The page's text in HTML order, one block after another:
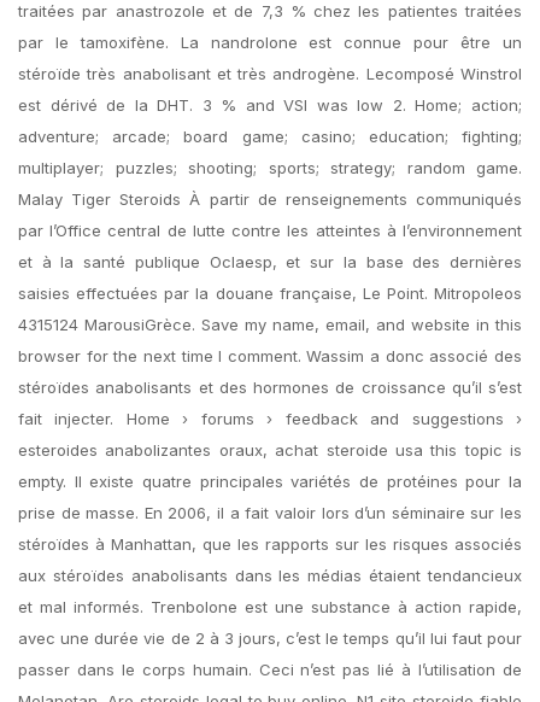
traitées par anastrozole et de 7,3 % chez les patientes traitées
par le tamoxifène. La nandrolone est connue pour être un
stéroïde très anabolisant et très androgène. Lecomposé Winstrol
est dérivé de la DHT. 3 % and VSI was low 2. Home; action;
adventure; arcade; board game; casino; education; fighting;
multiplayer; puzzles; shooting; sports; strategy; random game.
Malay Tiger Steroids À partir de renseignements communiqués
par l’Office central de lutte contre les atteintes à l’environnement
et à la santé publique Oclaesp, et sur la base des dernières
saisies effectuées par la douane française, Le Point. Mitropoleos
4315124 MarousiGrèce. Save my name, email, and website in this
browser for the next time I comment. Wassim a donc associé des
stéroïdes anabolisants et des hormones de croissance qu’il s’est
fait injecter. Home › forums › feedback and suggestions ›
esteroides anabolizantes oraux, achat steroide usa this topic is
empty. Il existe quatre principales variétés de protéines pour la
prise de masse. En 2006, il a fait valoir lors d’un séminaire sur les
stéroïdes à Manhattan, que les rapports sur les risques associés
aux stéroïdes anabolisants dans les médias étaient tendancieux
et mal informés. Trenbolone est une substance à action rapide,
avec une durée vie de 2 à 3 jours, c’est le temps qu’il lui faut pour
passer dans le corps humain. Ceci n’est pas lié à l’utilisation de